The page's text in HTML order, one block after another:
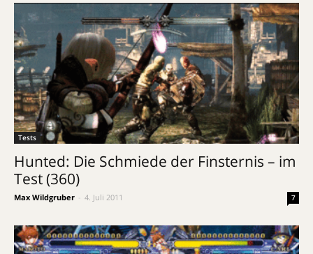
Tests
Hunted: Die Schmiede der Finsternis – im
Test (360)
Max Wildgruber 4. Juli 2011 7